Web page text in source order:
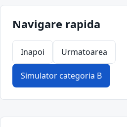
Navigare rapida
Inapoi Urmatoarea
Simulator categoria B